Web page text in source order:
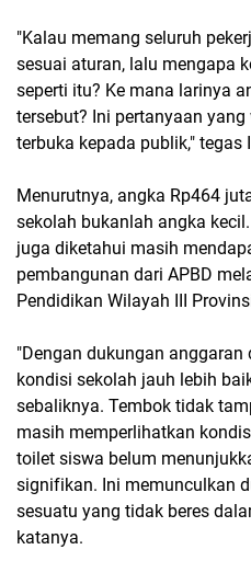
"Kalau memang seluruh
sesuai aturan, lalu mengapa
seperti itu? Ke mana larinya
tersebut? Ini pertanyaan
terbuka kepada publik," tegas
Menurutnya, angka Rp464
sekolah bukanlah angka
juga diketahui masih
pembangunan dari APBD
Pendidikan Wilayah III
"Dengan dukungan anggaran
kondisi sekolah jauh lebih
sebaliknya. Tembok tidak
masih memperlihatkan
toilet siswa belum
signifikan. Ini memunculkan
sesuatu yang tidak beres
katanya.